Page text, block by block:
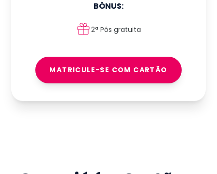
BÔNUS:
2ª Pós gratuita
MATRICULE-SE COM CARTÃO